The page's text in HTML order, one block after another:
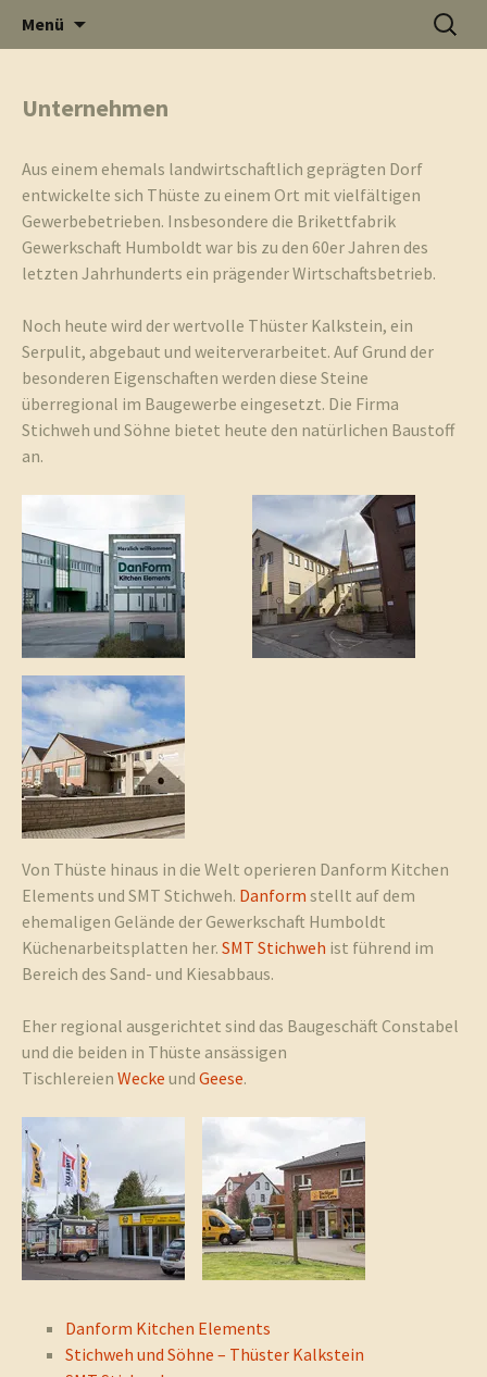
Thüste im
Internet
und
aus
und
Menü
Suchen
nach:
Unternehmen
Aus einem ehemals landwirtschaftlich geprägten Dorf
entwickelte sich Thüste zu einem Ort mit vielfältigen
Gewerbebetrieben. Insbesondere die Brikettfabrik
Gewerkschaft Humboldt war bis zu den 60er Jahren des
letzten Jahrhunderts ein prägender Wirtschaftsbetrieb.
Noch heute wird der wertvolle Thüster Kalkstein, ein
Serpulit, abgebaut und weiterverarbeitet. Auf Grund der
besonderen Eigenschaften werden diese Steine
überregional im Baugewerbe eingesetzt. Die Firma
Stichweh und Söhne bietet heute den natürlichen Baustoff
an.
Von Thüste hinaus in die Welt operieren Danform Kitchen
Elements und SMT Stichweh. Danform stellt auf dem
ehemaligen Gelände der Gewerkschaft Humboldt
Küchenarbeitsplatten her. SMT Stichweh ist führend im
Bereich des Sand- und Kiesabbaus.
Eher regional ausgerichtet sind das Baugeschäft Constabel
und die beiden in Thüste ansässigen
Tischlereien Wecke und Geese.
Danform Kitchen Elements
Stichweh und Söhne – Thüster Kalkstein